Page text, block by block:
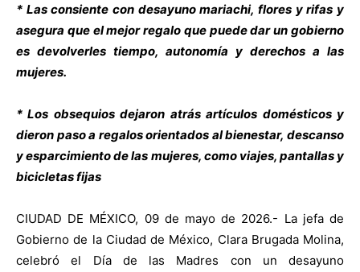
* Las consiente con desayuno mariachi, flores y rifas y
asegura que el mejor regalo que puede dar un gobierno
es devolverles tiempo, autonomía y derechos a las
mujeres.
* Los obsequios dejaron atrás artículos domésticos y
dieron paso a regalos orientados al bienestar, descanso
y esparcimiento de las mujeres, como viajes, pantallas y
bicicletas fijas
CIUDAD DE MÉXICO, 09 de mayo de 2026.- La jefa de
Gobierno de la Ciudad de México, Clara Brugada Molina,
celebró el Día de las Madres con un desayuno